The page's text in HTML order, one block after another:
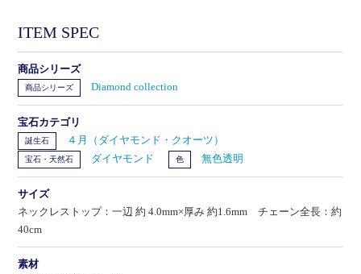
ITEM SPEC
商品シリーズ
商品シリーズ Diamond collection
宝石カテゴリ
誕生石 ４月（ダイヤモンド・クオーツ）
宝石・天然石 ダイヤモンド 色 無色透明
サイズ
ネックレストップ：一辺 約 4.0mm×厚み 約1.6mm チェーン全長：約
40cm
素材